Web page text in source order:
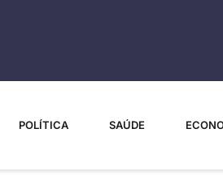
POLÍTICA SAÚDE